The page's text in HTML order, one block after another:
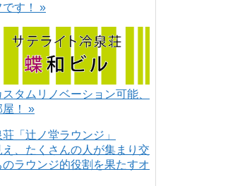
です！ »
タムリノベーション可能、
屋！ »
、たくさんの人が集まり交
ラウンジ的役割を果たすオ